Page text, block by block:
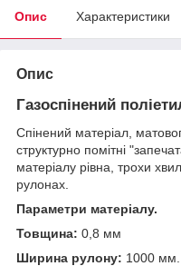
Опис Характеристики
Опис
Газоспінений
Спінений матеріал,
структурно помітні
матеріалу рівна, трохи
рулонах.
Параметри матеріалу.
Товщина: 0,8 мм
Ширина рулону: 1000 мм.